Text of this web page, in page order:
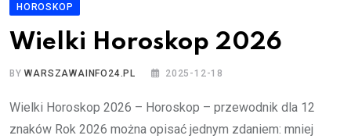
HOROSKOP
Wielki Horoskop 2026
BYWARSZAWAINFO24.PL 2025-12-18
Wielki Horoskop 2026 – Horoskop – przewodnik dla 12
znaków Rok 2026 można opisać jednym zdaniem: mniej